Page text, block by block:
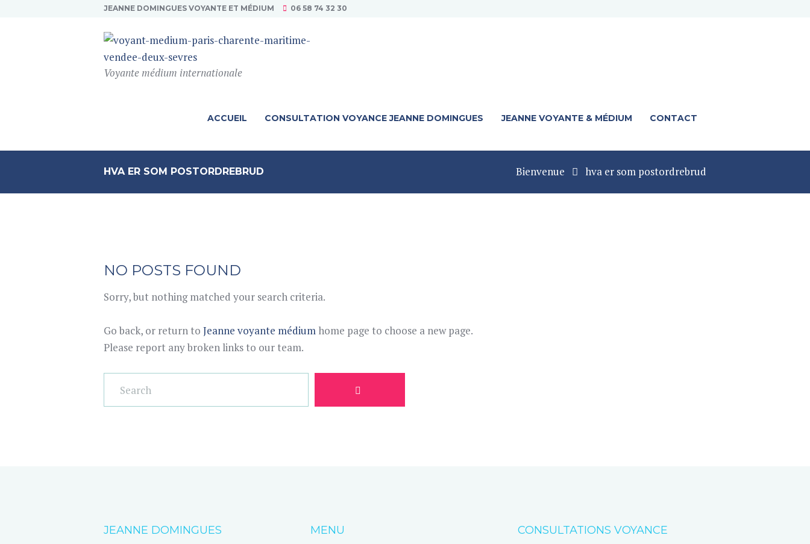
JEANNE DOMINGUES VOYANTE ET MÉDIUM 06 58 74 32 30
Voyante médium internationale
ACCUEIL CONSULTATION VOYANCE JEANNE DOMINGUES JEANNE VOYANTE & MÉDIUM CONTACT
HVA ER SOM POSTORDREBRUD Bienvenue hva er som postordrebrud
NO POSTS FOUND
Sorry, but nothing matched your search criteria.
Go back, or return to Jeanne voyante médium home page to choose a new page.
Please report any broken links to our team.
JEANNE DOMINGUES MENU CONSULTATIONS VOYANCE